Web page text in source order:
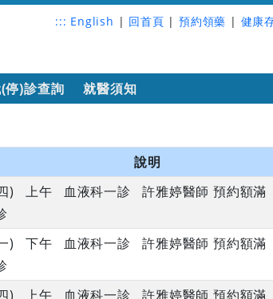
::: English | 回首頁 | 預約領藥 | 健康
停)診查詢 就醫須知
說明
) 上午 血液科一診 許雅婷醫師 預約額滿
) 下午 血液科一診 許雅婷醫師 預約額滿
) 上午 血液科一診 許雅婷醫師 預約額滿